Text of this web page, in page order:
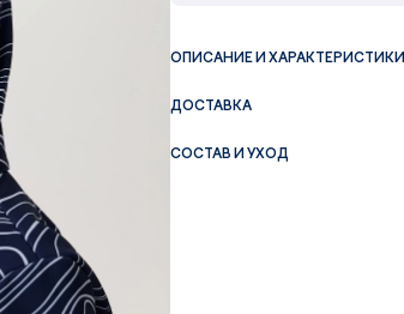
ОПИСАНИЕ И ХАРАКТЕРИСТИКИ
ДОСТАВКА
СОСТАВ И УХОД